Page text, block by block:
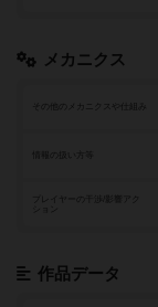
メカニクス
その他のメカニクスや仕組み
プレイヤーの干渉/影響アク
作品データ